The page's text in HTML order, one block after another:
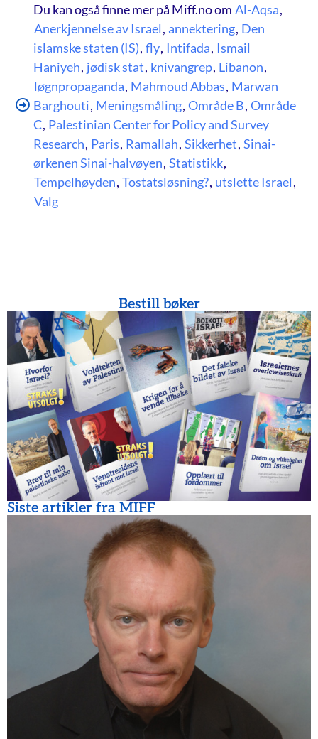
Du kan også finne mer på Miff.no om Al-Aqsa,
Anerkjennelse av Israel, annektering, Den
islamske staten (IS), fly, Intifada, Ismail
Haniyeh, jødisk stat, knivangrep, Libanon,
løgnpropaganda, Mahmoud Abbas, Marwan
Barghouti, Meningsmåling, Område B, Område
C, Palestinian Center for Policy and Survey
Research, Paris, Ramallah, Sikkerhet, Sinai-
ørkenen Sinai-halvøyen, Statistikk,
Tempelhøyden, Tostatsløsning?, utslette Israel,
Valg
Bestill bøker
Siste artikler fra MIFF